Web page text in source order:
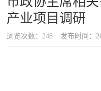
产业项目调研
浏览次数：248 发布时间：